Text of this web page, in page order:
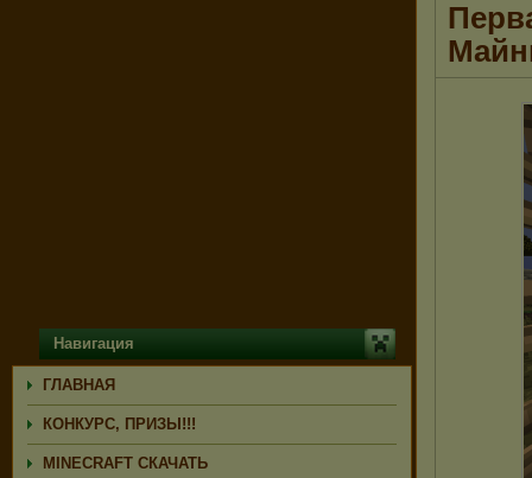
Навигация
ГЛАВНАЯ
КОНКУРС, ПРИЗЫ!!!
MINECRAFT СКАЧАТЬ